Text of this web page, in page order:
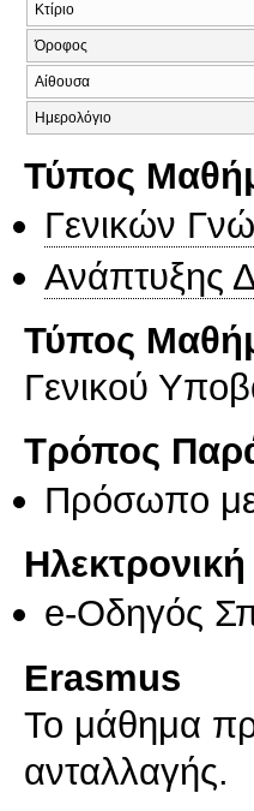
Κτίριο
Όροφος
Αίθουσα
Ημερολόγιο
Τύπος
Γενικών
Ανάπτυξης
Τύπος
Γενικού
Τρόπος
Πρόσωπο
e-Οδηγός
Erasmus
Το μάθημα
ανταλλαγής.